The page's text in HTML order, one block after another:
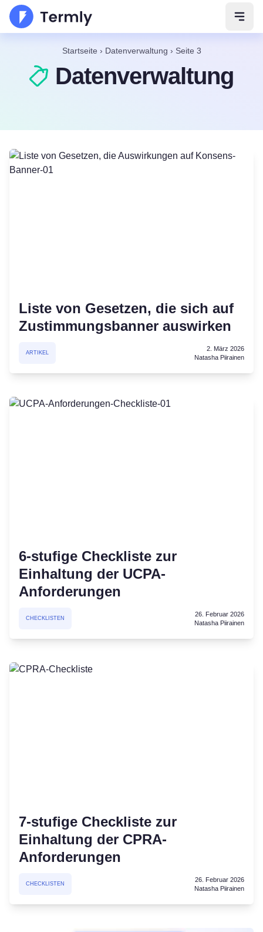
Startseite › Datenverwaltung › Seite 3
Datenverwaltung
Liste von Gesetzen, die sich auf
Zustimmungsbanner auswirken
ARTIKEL
2. März 2026
Natasha Piirainen
6-stufige Checkliste zur
Einhaltung der UCPA-
Anforderungen
CHECKLISTEN
26. Februar 2026
Natasha Piirainen
7-stufige Checkliste zur
Einhaltung der CPRA-
Anforderungen
CHECKLISTEN
26. Februar 2026
Natasha Piirainen